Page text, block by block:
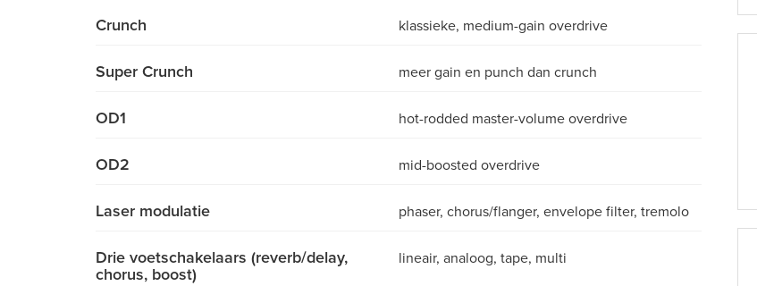
Crunch klassieke, medium-gain overdrive
Super Crunch meer gain en punch dan crunch
OD1 hot-rodded master-volume overdrive
OD2 mid-boosted overdrive
Laser modulatie phaser, chorus/flanger, envelope filter, tremolo
Drie voetschakelaars (reverb/delay,
chorus, boost)
lineair, analoog, tape, multi